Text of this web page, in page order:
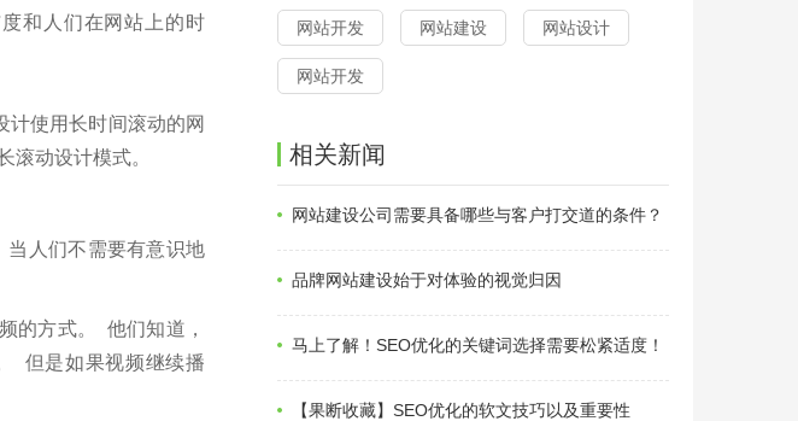
和人们在网站上的时
使用长时间滚动的网
滚动设计模式。
人们不需要有意识地
的方式。 他们知道，
但是如果视频继续播
网站开发 网站建设 网站设计
网站开发
相关新闻
网站建设公司需要具备哪些与客户打交道的条件？
品牌网站建设始于对体验的视觉归因
马上了解！SEO优化的关键词选择需要松紧适度！
【果断收藏】SEO优化的软文技巧以及重要性